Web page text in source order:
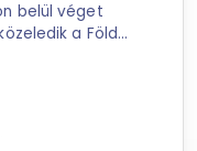
belül véget
a Föld
veszteség ...